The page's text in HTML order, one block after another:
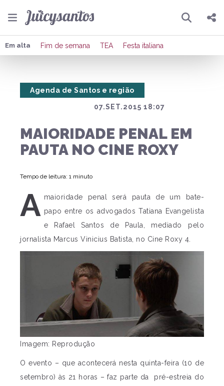
Pesquisar
Compartilhar
Publicar no X
Em alta Fim de semana TEA Festa italiana
07.SET.2015 18:07
Agenda de Santos e região
MAIORIDADE PENAL EM
PAUTA NO CINE ROXY
Tempo de leitura: 1 minuto
A maioridade penal será pauta de um bate-
papo entre os advogados Tatiana Evangelista
e Rafael Santos de Paula, mediado pelo
jornalista Marcus Vinicius Batista, no Cine Roxy 4.
Imagem: Reprodução
O evento – que acontecerá nesta quinta-feira (10 de
setembro) às 21 horas – faz parte da pré-estreia do